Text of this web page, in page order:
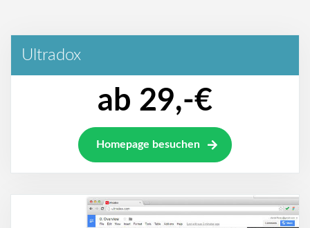
Ultradox
ab 29,-€
Homepage besuchen